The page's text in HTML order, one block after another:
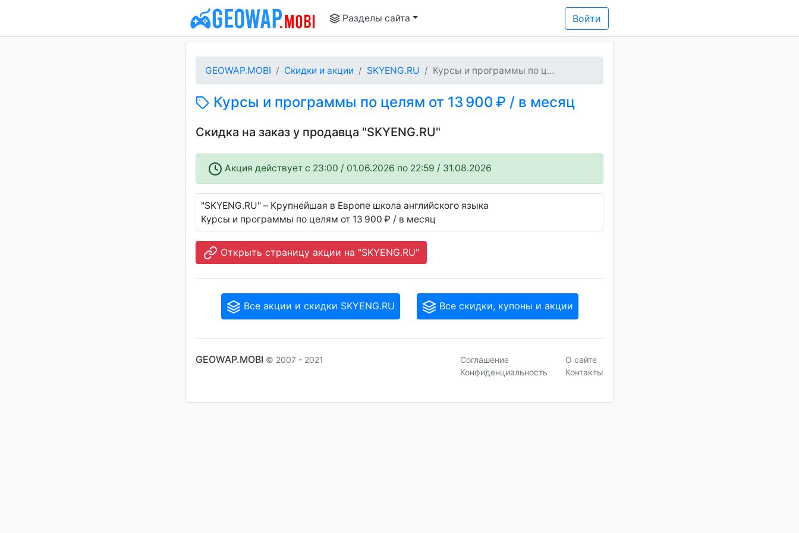
Разделы сайта Войти
GEOWAP.MOBI Скидки и акции SKYENG.RU Курсы и программы по ц...
Курсы и программы по целям от 13 900 ₽ / в месяц
Скидка на заказ у продавца "SKYENG.RU"
Акция действует c 23:00 / 01.06.2026 по 22:59 / 31.08.2026
"SKYENG.RU" – Крупнейшая в Европе школа английского языка
Курсы и программы по целям от 13 900 ₽ / в месяц
Открыть страницу акции на "SKYENG.RU"
Все акции и скидки SKYENG.RU Все скидки, купоны и акции
GEOWAP.MOBI © 2007 - 2021
Соглашение
Конфиденциальность
О сайте
Контакты